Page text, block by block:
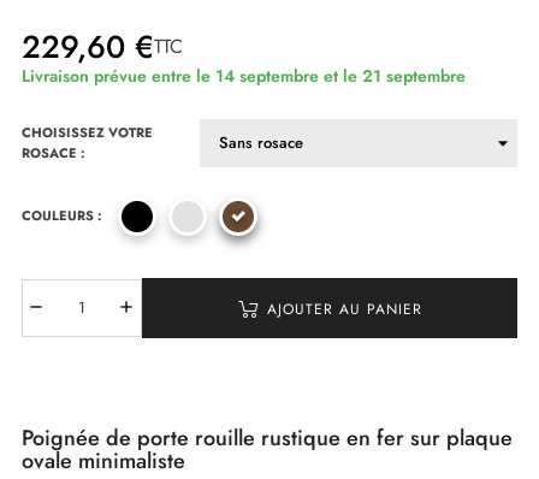
229,60 €TTC
Livraison prévue entre le 14 septembre et le 21 septembre
CHOISISSEZ VOTRE
ROSACE :
COULEURS :
AJOUTER AU PANIER
Poignée de porte rouille rustique en fer sur plaque
ovale minimaliste